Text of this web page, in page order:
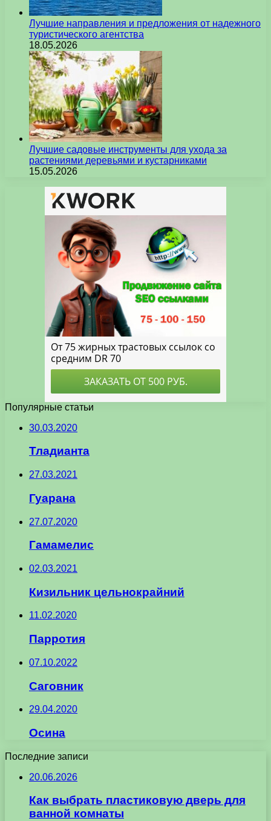
Лучшие направления и предложения от надежного
туристического агентства
18.05.2026
Лучшие садовые инструменты для ухода за
растениями деревьями и кустарниками
15.05.2026
Популярные статьи
30.03.2020
Тладианта
27.03.2021
Гуарана
27.07.2020
Гамамелис
02.03.2021
Кизильник цельнокрайний
11.02.2020
Парротия
07.10.2022
Саговник
29.04.2020
Осина
Последние записи
20.06.2026
Как выбрать пластиковую дверь для
ванной комнаты